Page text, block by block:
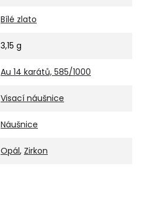
Bílé zlato
3,15 g
Au 14 karátů, 585/1000
Visací náušnice
Náušnice
Opál, Zirkon